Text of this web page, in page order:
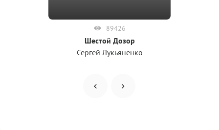
89426
Шестой Дозор
Сергей Лукьяненко